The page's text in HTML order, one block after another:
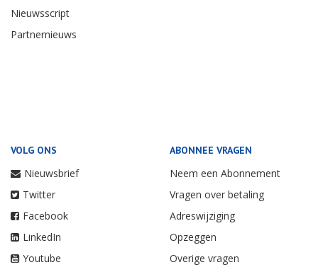
Nieuwsscript
Partnernieuws
VOLG ONS
Nieuwsbrief
Twitter
Facebook
LinkedIn
Youtube
ABONNEE VRAGEN
Neem een Abonnement
Vragen over betaling
Adreswijziging
Opzeggen
Overige vragen